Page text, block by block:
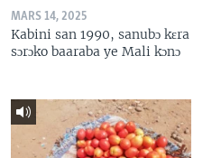
MARS 14, 2025
Kabini san 1990, sanubɔ kɛra
sɔrɔko baaraba ye Mali kɔnɔ